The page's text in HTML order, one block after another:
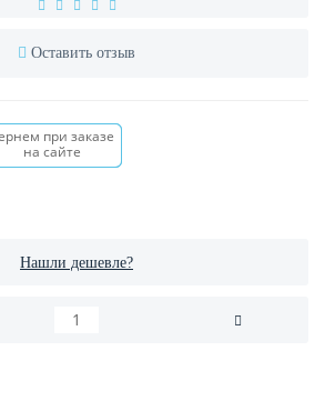
Оставить отзыв
при заказе
на сайте
Нашли дешевле?